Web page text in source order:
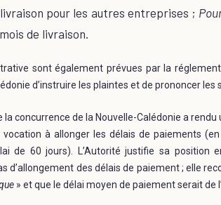
pour les autres entreprises ;
de livraison.
sont également prévues par la
d’instruire les plaintes et de prononcer les
la concurrence de la Nouvelle-Calédonie a
à allonger les délais de paiements
de 60 jours). L’Autorité justifie sa position
d’allongement des délais de paiement ; elle
» et que le délai moyen de paiement serait de